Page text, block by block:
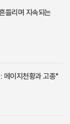
전과 아세안”아연 대
화: 전쟁 때 일본인
월 15일
서 재편과 비전통 안
일
들리며 지속되는
메이지천황과 고종"